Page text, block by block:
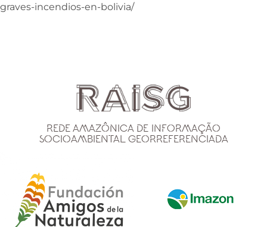
graves-incendios-en-bolivia/
Rede Amazônica de Informação
Socioambiental Georreferenciada